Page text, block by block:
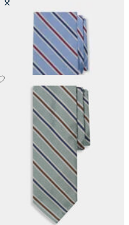
Regimentalkrawatte aus Seide